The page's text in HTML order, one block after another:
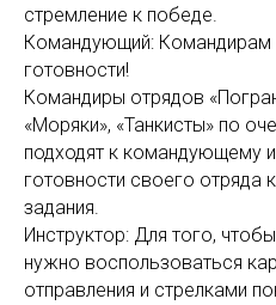
стремление к победе.
Командующий: Командирам
готовности!
Командиры отрядов
«Моряки», «Танкисты» по
подходят к командующему
готовности своего отряда
задания.
Инструктор: Для того,
нужно воспользоваться
отправления и стрелками